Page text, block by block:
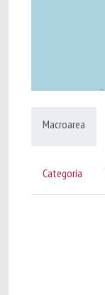
Macroarea
Categoria